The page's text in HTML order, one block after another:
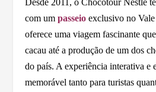
com umpasseio exclusivo no
oferece uma viagem fascinante
cacau até a produção de um dos
do país. A experiência interativa e
memorável tanto para turistas